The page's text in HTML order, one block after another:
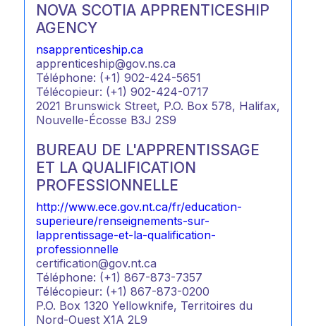
NOVA SCOTIA APPRENTICESHIP
AGENCY
nsapprenticeship.ca
apprenticeship@gov.ns.ca
Téléphone: (+1) 902-424-5651
Télécopieur: (+1) 902-424-0717
2021 Brunswick Street, P.O. Box 578, Halifax,
Nouvelle-Écosse B3J 2S9
BUREAU DE L'APPRENTISSAGE
ET LA QUALIFICATION
PROFESSIONNELLE
http://www.ece.gov.nt.ca/fr/education-
superieure/renseignements-sur-
lapprentissage-et-la-qualification-
professionnelle
certification@gov.nt.ca
Téléphone: (+1) 867-873-7357
Télécopieur: (+1) 867-873-0200
P.O. Box 1320 Yellowknife, Territoires du
Nord-Ouest X1A 2L9